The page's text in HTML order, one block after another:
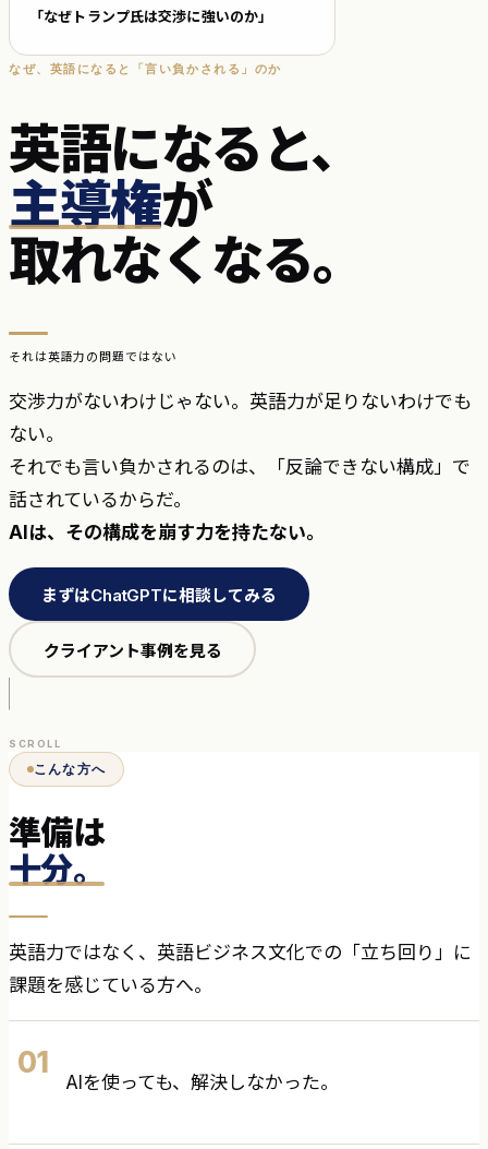
「なぜトランプ氏は交渉に強いのか」
なぜ、英語になると「言い負かされる」のか
英語になると、
主導権が
取れなくなる。
それは英語力の問題ではない
交渉力がないわけじゃない。英語力が足りないわけでも
ない。
それでも言い負かされるのは、「反論できない構成」で
話されているからだ。
AIは、その構成を崩す力を持たない。
まずはChatGPTに相談してみる
クライアント事例を見る
SCROLL
こんな方へ
準備は
十分。
英語力ではなく、英語ビジネス文化での「立ち回り」に
課題を感じている方へ。
01
AIを使っても、解決しなかった。